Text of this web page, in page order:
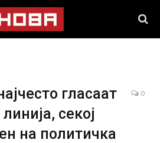
гласаат
секој
на политичка
0